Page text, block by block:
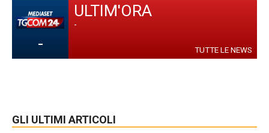
-
ULTIM'ORA
-
TUTTE LE NEWS
GLI ULTIMI ARTICOLI